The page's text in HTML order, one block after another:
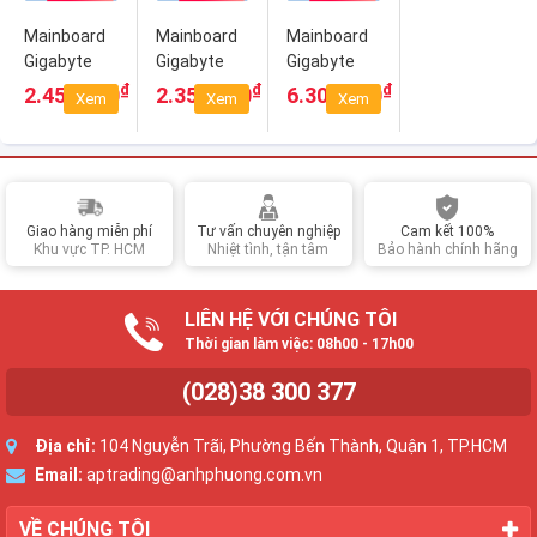
Mainboard
Gigabyte
B560M H
2.450.000₫
Xem
Mainboard
Gigabyte
B560M
GAMING HD
2.350.000₫
Xem
Mainboard
Gigabyte
B660
AORUS
DDR4
6.300.000₫
Xem
Giao hàng miễn phí
Khu vực TP. HCM
Tư vấn chuyên nghiệp
Nhiệt tình, tận tâm
Cam kết 100%
Bảo hành chính hãng
LIÊN HỆ VỚI CHÚNG TÔI
Thời gian làm việc: 08h00 - 17h00
(028)38 300 377
Địa chỉ: 104 Nguyễn Trãi, Phường Bến Thành, Quận 1, TP.HCM
Email: aptrading@anhphuong.com.vn
VỀ CHÚNG TÔI